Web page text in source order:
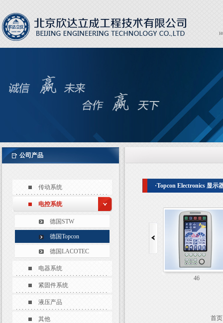
公司产品
传动系统
电控系统
德国STW
德国Topcon
德国LACOTEC
电器系统
紧固件系统
液压产品
其他
·Topcon Electronics 显示
46
首页